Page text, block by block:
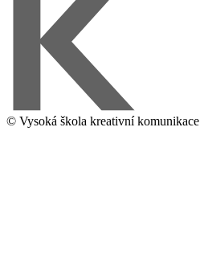
© Vysoká škola kreativní komunikace